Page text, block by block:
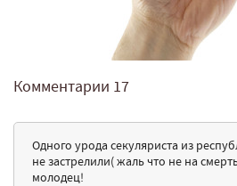
Комментарии 17
Одного урода секуляриста из
не застрелили( жаль что не на
молодец!